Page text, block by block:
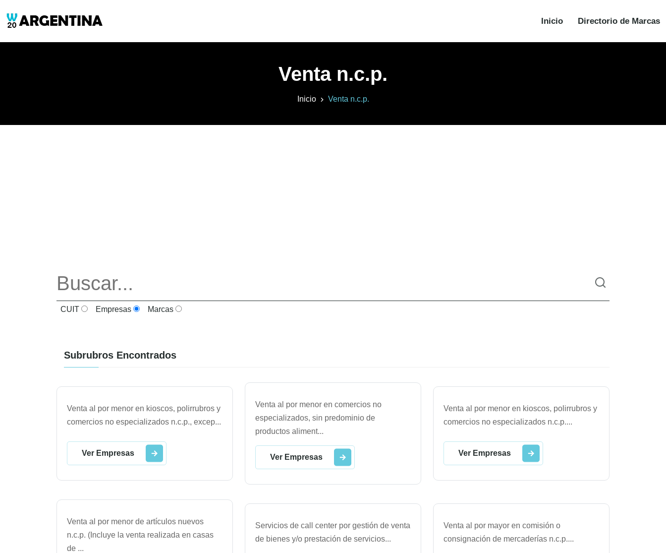
Inicio Directorio de Marcas
Venta n.c.p.
Inicio Venta n.c.p.
CUIT Empresas Marcas
Subrubros Encontrados
Venta al por menor en kioscos, polirrubros y
comercios no especializados n.c.p., excep...
Ver Empresas
Venta al por menor en comercios no
especializados, sin predominio de
productos aliment...
Ver Empresas
Venta al por menor en kioscos, polirrubros y
comercios no especializados n.c.p....
Ver Empresas
Venta al por menor de artículos nuevos
n.c.p. (Incluye la venta realizada en casas
de ...
Servicios de call center por gestión de venta
de bienes y/o prestación de servicios...
Venta al por mayor en comisión o
consignación de mercaderías n.c.p....